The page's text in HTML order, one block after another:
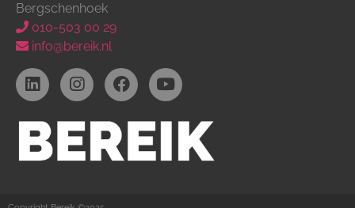
Bergschenhoek
010-503 00 29
info@bereik.nl